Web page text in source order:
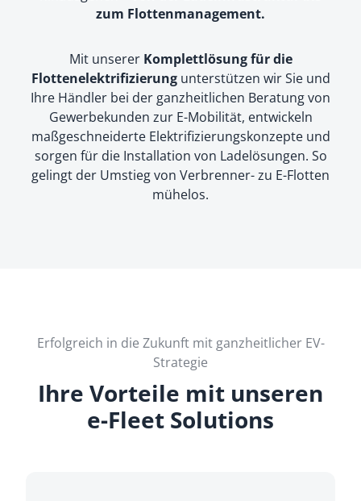
zum Flottenmanagement.
Mit unserer Komplettlösung für die
Flottenelektrifizierungunterstützen wir Sie und
Ihre Händler bei der ganzheitlichen Beratung von
Gewerbekunden zur E-Mobilität, entwickeln
maßgeschneiderte Elektrifizierungskonzepte und
sorgen für die Installation von Ladelösungen. So
gelingt der Umstieg von Verbrenner- zu E-Flotten
mühelos.
Erfolgreich in die Zukunft mit ganzheitlicher EV-
Strategie
Ihre Vorteile mit unseren
e-Fleet Solutions